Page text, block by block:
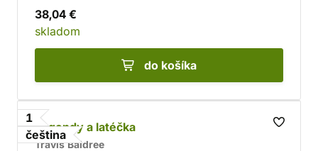
38,04 €
skladom
do košíka
1
čeština
Legendy a latéčka
Travis Baldree